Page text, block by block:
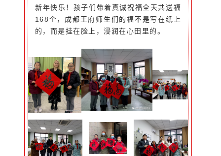
新年快乐！孩子们带着真诚祝福全天共送福
168个，成都王府师生们的福不是写在纸上
的，而是挂在脸上，浸润在心田里的。